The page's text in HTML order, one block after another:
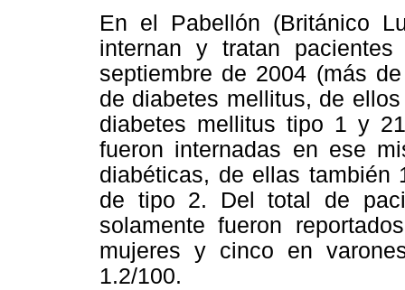
En el Pabellón (Británico
internan y tratan
septiembre de 2004 (más
de diabetes mellitus, de
diabetes mellitus tipo 1 y
fueron internadas en ese
diabéticas, de ellas
de tipo 2. Del total de
solamente fueron
mujeres y cinco en
1.2/100.